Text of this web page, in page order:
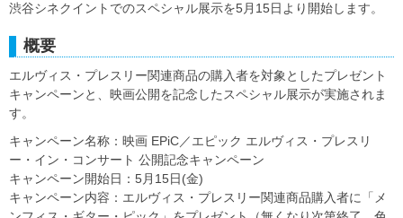
渋谷シネクイントでのスペシャル展示を5月15日より開始します。
概要
エルヴィス・プレスリー関連商品の購入者を対象としたプレゼント
キャンペーンと、映画公開を記念したスペシャル展示が実施されま
す。
キャンペーン名称：映画 EPiC／エピック エルヴィス・プレスリ
ー・イン・コンサート 公開記念キャンペーン
キャンペーン開始日：5月15日(金)
キャンペーン内容：エルヴィス・プレスリー関連商品購入者に「メ